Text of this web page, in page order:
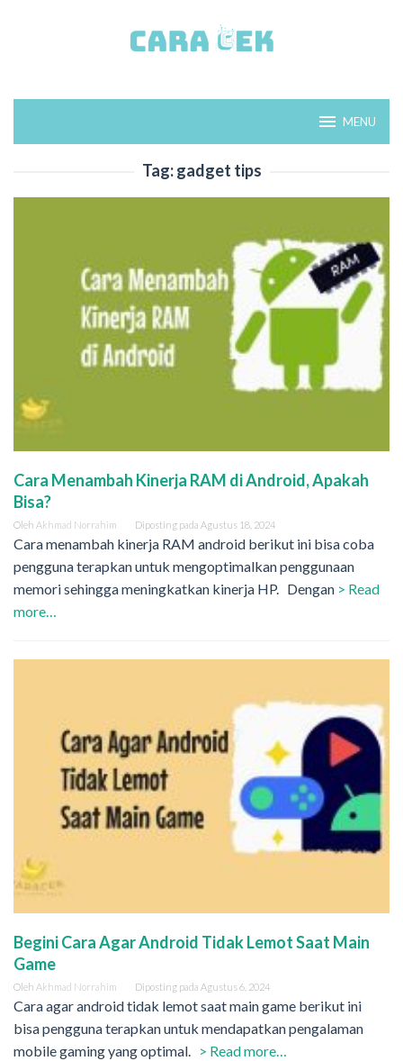
MENU
Tag:gadget tips
Cara Menambah Kinerja RAM di Android, Apakah
Bisa?
Oleh Akhmad Norrahim Diposting pada Agustus 18, 2024
Cara menambah kinerja RAM android berikut ini bisa coba
pengguna terapkan untuk mengoptimalkan penggunaan
memori sehingga meningkatkan kinerja HP. Dengan > Read
more…
Begini Cara Agar Android Tidak Lemot Saat Main
Game
Oleh Akhmad Norrahim Diposting pada Agustus 6, 2024
Cara agar android tidak lemot saat main game berikut ini
bisa pengguna terapkan untuk mendapatkan pengalaman
mobile gaming yang optimal. > Read more…